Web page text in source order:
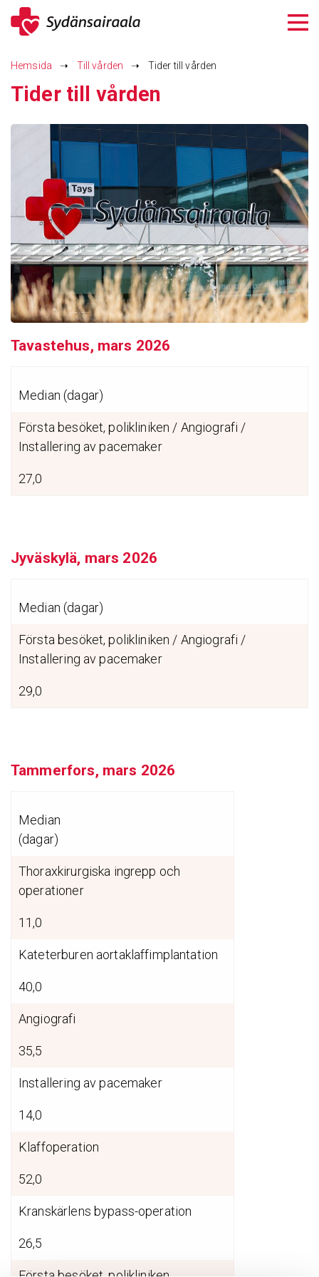
Siirry
sisältöön
Hemsida ➝ Till vården ➝ Tider till vården
Tider till vården
Tavastehus, mars 2026
Median (dagar)
Första besöket, polikliniken / Angiografi /
Installering av pacemaker
27,0
Jyväskylä, mars 2026
Median (dagar)
Första besöket, polikliniken / Angiografi /
Installering av pacemaker
29,0
Tammerfors, mars 2026
Median
(dagar)
Thoraxkirurgiska ingrepp och
operationer
11,0
Kateterburen aortaklaffimplantation
40,0
Angiografi
35,5
Installering av pacemaker
14,0
Klaffoperation
52,0
Kranskärlens bypass-operation
26,5